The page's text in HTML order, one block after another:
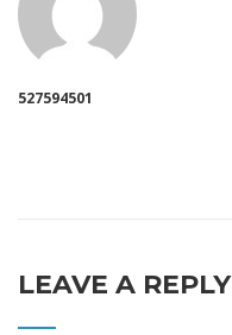
527594501
LEAVE A REPLY